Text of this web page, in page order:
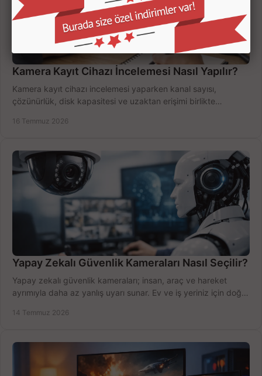
Kamera Kayıt Cihazı İncelemesi Nasıl Yapılır?
Kamera kayıt cihazı incelemesi yaparken kanal sayısı,
çözünürlük, disk kapasitesi ve uzaktan erişimi birlikte
16 Temmuz 2026
Yapay Zekalı Güvenlik Kameraları Nasıl Seçilir?
Yapay zekalı güvenlik kameraları; insan, araç ve hareket
ayrımıyla daha az yanlış uyarı sunar. Ev ve iş yeriniz için doğru
14 Temmuz 2026